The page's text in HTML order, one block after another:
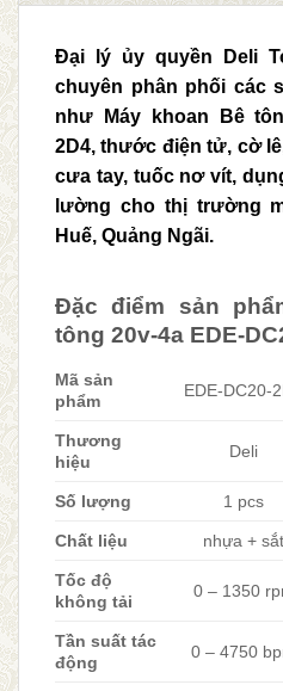
Đại lý ủy quyền Deli
chuyên phân phối các
như Máy khoan Bê
2D4, thước điện tử, cờ
cưa tay, tuốc nơ vít,
lường cho thị trường
Huế, Quảng Ngãi.
Đặc điểm sản
tông 20v-4a EDE-
Mã sản
phẩm
EDE-DC20-
Thương
hiệu
Deli
Số lượng 1 pcs
Chất liệu nhựa + sắt
Tốc độ
không tải
0 – 1350
Tần suất tác
động
0 – 4750